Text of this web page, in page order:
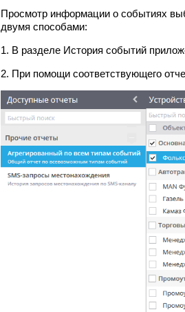
Просмотр информации о событиях
двумя способами:
1. В разделе История событий
2. При помощи соответствующего